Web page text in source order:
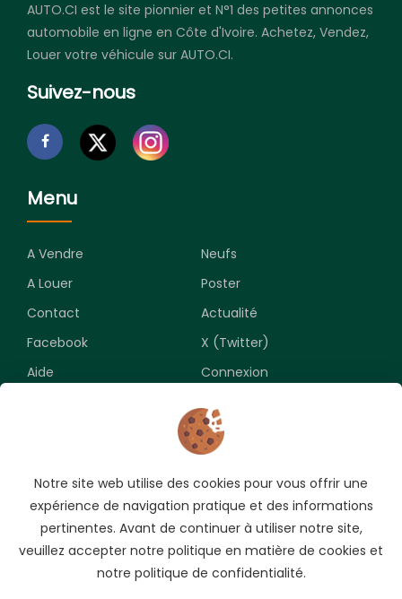
AUTO.CI est le site pionnier et N°1 des petites annonces
automobile en ligne en Côte d'Ivoire. Achetez, Vendez,
Louer votre véhicule sur AUTO.CI.
Suivez-nous
Menu
A Vendre
Neufs
A Louer
Poster
Contact
Actualité
Facebook
X (Twitter)
Aide
Connexion
Souscrivez pour recevoir les meilleures opportunités.
Notre site web utilise des cookies pour vous offrir une
expérience de navigation pratique et des informations
pertinentes. Avant de continuer à utiliser notre site,
veuillez accepter notre politique en matière de cookies et
notre politique de confidentialité.